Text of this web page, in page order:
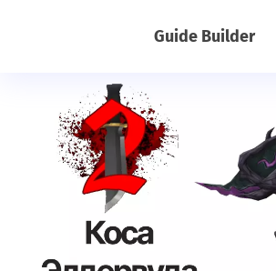
Guide Builder